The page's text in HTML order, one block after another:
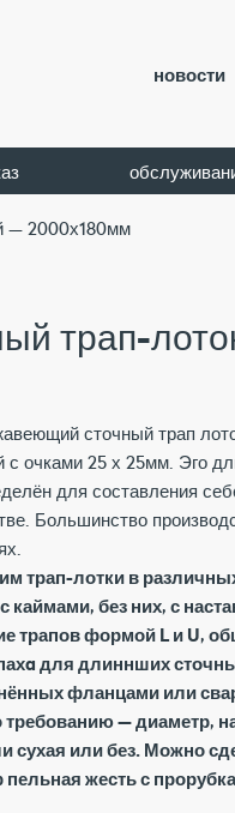
новости
— 2000х180мм
трап-
сточный трап
с очками 25 х 25мм. Эго
для составления
Большинство
трап-лотки в
каймами, без них, с
трапов формой L и U,
для длиннших
фланцами или
— диаметр,
сухая или без. Можно
жесть с